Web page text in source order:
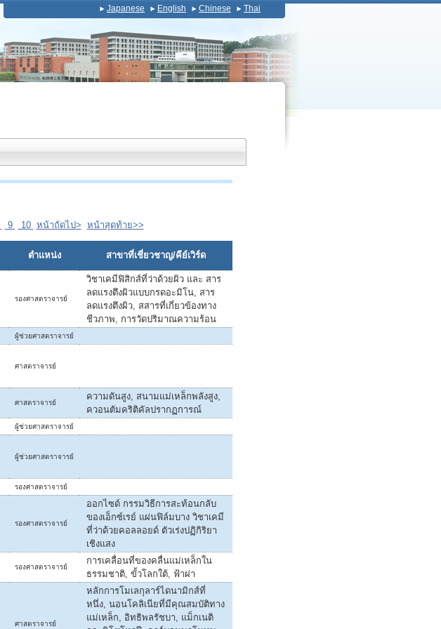
Japanese English Chinese Thai
9 10 หน้าถัดไป> หน้าสุดท้าย>>
ตำแหน่ง สาขาที่เชี่ยวชาญ/คีย์เวิร์ด
รองศาสตราจารย์
วิชาเคมีฟิสิกส์ที่ว่าด้วยผิว และ สาร
ลดแรงตึงผิวแบบกรดอะมิโน, สาร
ลดแรงตึงผิว, สสารที่เกี่ยวข้องทาง
ชีวภาพ, การวัดปริมาณความร้อน
ผู้ช่วยศาสตราจารย์
ศาสตราจารย์
ศาสตราจารย์
ความดันสูง, สนามแม่เหล็กพลังสูง,
ควอนตัมคริติคัลปรากฏการณ์
ผู้ช่วยศาสตราจารย์
ผู้ช่วยศาสตราจารย์
รองศาสตราจารย์
รองศาสตราจารย์
ออกไซด์ กรรมวิธีการสะท้อนกลับ
ของเอ็กซ์เรย์ แผ่นฟิล์มบาง วิชาเคมี
ที่ว่าด้วยคอลลอยด์ ตัวเร่งปฏิกิริยา
เชิงแสง
รองศาสตราจารย์
การเคลื่อนที่ของคลื่นแม่เหล็กใน
ธรรมชาติ, ขั้วโลกใต้, ฟ้าผ่า
ศาสตราจารย์
หลักการโมเลกุลาร์ไดนามิกส์ที่
หนึ่ง, นอนโคลิเนียที่มีคุณสมบัติทาง
แม่เหล็ก, อิทธิพลรัชบา, แม็กเนติ